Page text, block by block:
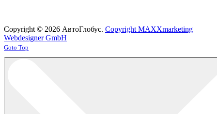
Copyright © 2026 АвтоГлобус. Copyright MAXXmarketing
Webdesigner GmbH
Joomla! 3 Templates
Goto Top